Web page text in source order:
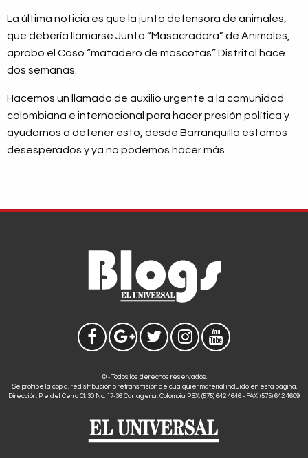
La última noticia es que la junta defensora de animales,
que debería llamarse Junta “Masacradora” de Animales,
aprobó el Coso “matadero de mascotas” Distrital hace
dos semanas.
Hacemos un llamado de auxilio urgente a la comunidad
colombiana e internacional para hacer presión política y
ayudarnos a detener esto, desde Barranquilla estamos
desesperados y ya no podemos hacer más.
© - Todos los derechos reservados.
Se prohíbe la copia, redistribución o retransmisión de cualquier material incluido en esta página.
Dirección: Pie del Cerro Cl. 30 No. 17-36 Cartagena, Colombia PBX: (575) 642 4646 - FAX: (575) 642 4609